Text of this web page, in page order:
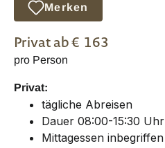
Merken
Privatab € 163
pro Person
Privat:
tägliche Abreisen
Dauer 08:00-15:30 Uhr
Mittagessen inbegriffen